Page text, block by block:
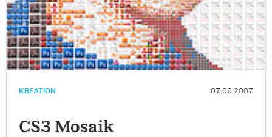
KREATION 07.06.2007
CS3 Mosaik